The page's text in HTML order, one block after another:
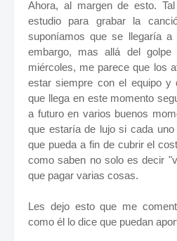
Ahora, al margen de esto.
estudio para grabar la
suponíamos que se llegaría
embargo, mas allá del
miércoles, me parece que los
estar siempre con el equipo y
que llega en este momento
a futuro en varios buenos
que estaría de lujo si cada
que pueda a fin de cubrir el
como saben no solo es decir
que pagar varias cosas.
Les dejo esto que me
como él lo dice que puedan